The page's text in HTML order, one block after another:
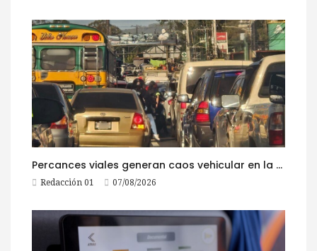
Percances viales generan caos vehicular en la ruta al Pacífico este viernes
Redacción 01 07/08/2026